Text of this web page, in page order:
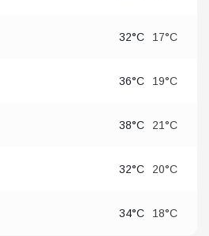
32°C 17°C
36°C 19°C
38°C 21°C
32°C 20°C
34°C 18°C